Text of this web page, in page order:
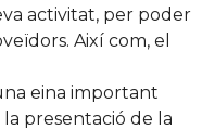
activitat, per poder
Així com, el
eina important
presentació de la